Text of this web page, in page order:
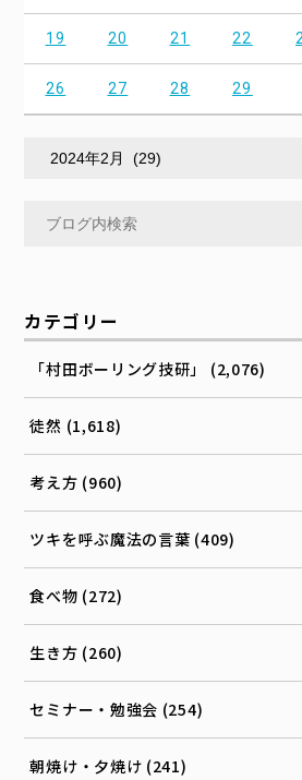
19 20 21 22
26 27 28 29
カテゴリー
「村田ボーリング技研」 (2,076)
徒然 (1,618)
考え方 (960)
ツキを呼ぶ魔法の言葉 (409)
食べ物 (272)
生き方 (260)
セミナー・勉強会 (254)
朝焼け・夕焼け (241)